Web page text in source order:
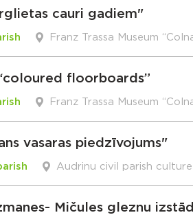
cauri gadiem"
Franz Trassa Museum
floorboards”
Franz Trassa Museum
vasaras piedzīvojums"
Audrinu civil parish
Mičules gleznu